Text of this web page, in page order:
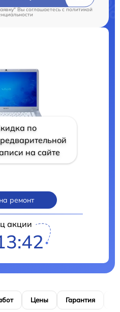
Вы соглашаетесь cполитикой
по
на сайте
ремонт
акции
Цены Гарантия